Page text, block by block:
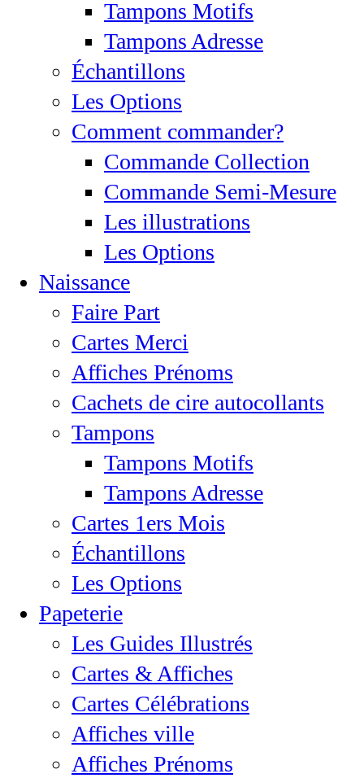
Tampons Motifs
Tampons Adresse
Échantillons
Les Options
Comment commander?
Commande Collection
Commande Semi-Mesure
Les illustrations
Les Options
Naissance
Faire Part
Cartes Merci
Affiches Prénoms
Cachets de cire autocollants
Tampons
Tampons Motifs
Tampons Adresse
Cartes 1ers Mois
Échantillons
Les Options
Papeterie
Les Guides Illustrés
Cartes & Affiches
Cartes Célébrations
Affiches ville
Affiches Prénoms